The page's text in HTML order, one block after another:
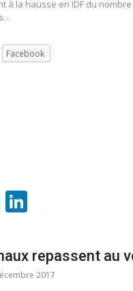
à la hausse en IDF du
Facebook
Twitter
repassent au
2017